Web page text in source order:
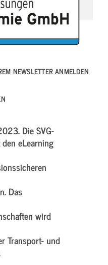
NEWSLETTER ANMELDEN
Die SVG-
eLearning
Das
wird
Transport- und